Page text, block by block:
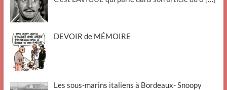
DEVOIR de MÉMOIRE
Les sous-marins italiens à Bordeaux- Snoopy